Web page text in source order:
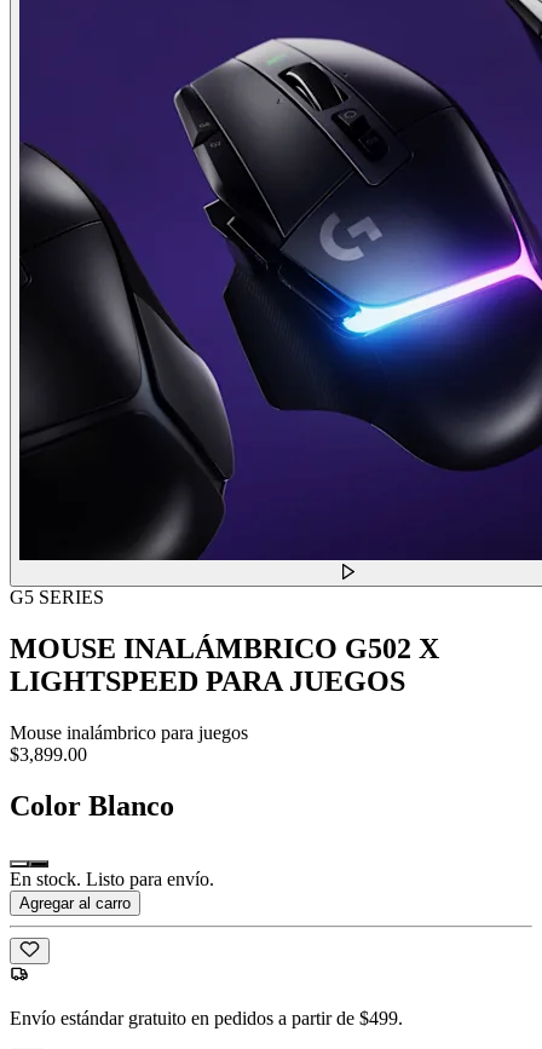
G5 SERIES
MOUSE INALÁMBRICO G502 X
LIGHTSPEED PARA JUEGOS
Mouse inalámbrico para juegos
$3,899.00
Color Blanco
En stock. Listo para envío.
Agregar al carro
Envío estándar gratuito en pedidos a partir de $499.